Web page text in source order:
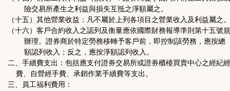
險交易所產生之利益與損失互抵之淨額屬之。
（十五）其他營業收益：凡不屬於上列各項目之營業收入及利益屬之。
（十六）客戶合約收入之認列及衡量應依國際財務報導準則第十五號
辦理。證券商於特定勞務移轉予客戶前，即控制該勞務，應按總
額認列收入；反之，應按淨額認列收入。
二、手續費支出：包括應支付證券交易所或證券櫃檯買賣中心之經紀
費、自營經手費、承銷作業手續費等支出。
三、員工福利費用：